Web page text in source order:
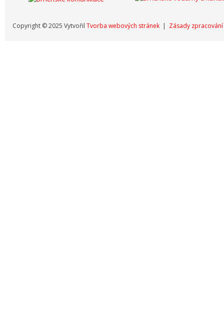
Copyright © 2025 Vytvořil Tvorba webových stránek | Zásady